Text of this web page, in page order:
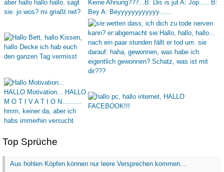
Top Sprüche
Aus hohlen Köpfen können nur leere Versprechen kommen...